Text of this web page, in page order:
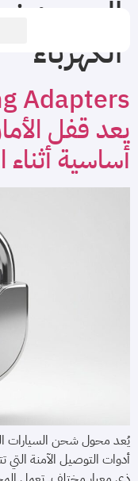
الوسم:
الكهرباء
يعد قفل
أساسية
أدوات التوصيل الآمنة